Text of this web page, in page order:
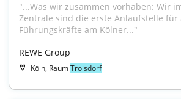
"...Was wir zusammen vorhaben: Wir
Zentrale sind die erste Anlaufstelle für
Führungskräfte am Kölner..."
REWE Group
Köln, RaumTroisdorf